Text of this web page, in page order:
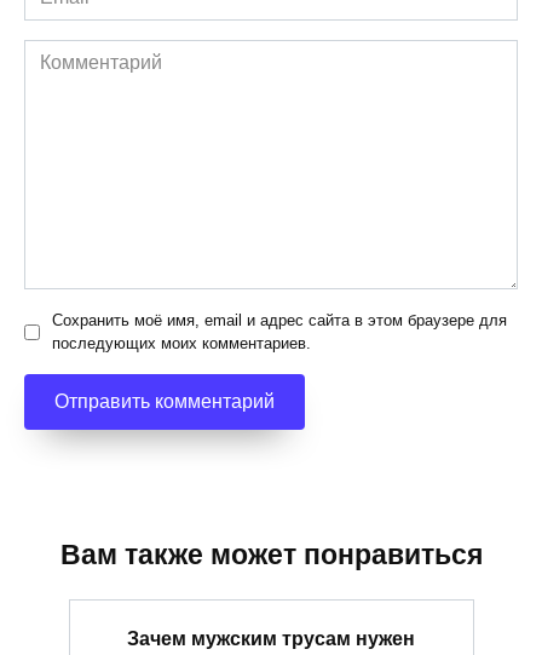
*
Комментарий
Сохранить моё имя, email и адрес сайта в этом браузере для
последующих моих комментариев.
Вам также может понравиться
Зачем мужским трусам нужен